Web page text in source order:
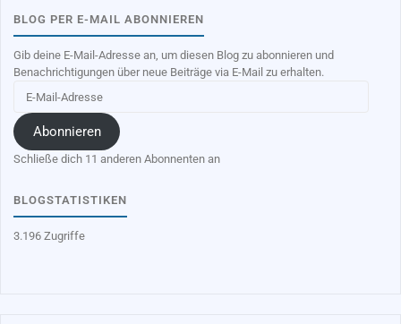
BLOG PER E-MAIL ABONNIEREN
Gib deine E-Mail-Adresse an, um diesen Blog zu abonnieren und
Benachrichtigungen über neue Beiträge via E-Mail zu erhalten.
Mail-
Adresse
Abonnieren
Schließe dich 11 anderen Abonnenten an
BLOGSTATISTIKEN
3.196 Zugriffe